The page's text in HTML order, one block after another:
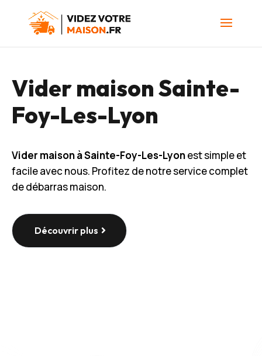
Vider maison Sainte-
Foy-Les-Lyon
Vider maison à Sainte-Foy-Les-Lyonest simple et
facile avec nous. Profitez de notre service complet
de débarras maison.
Découvrir plus